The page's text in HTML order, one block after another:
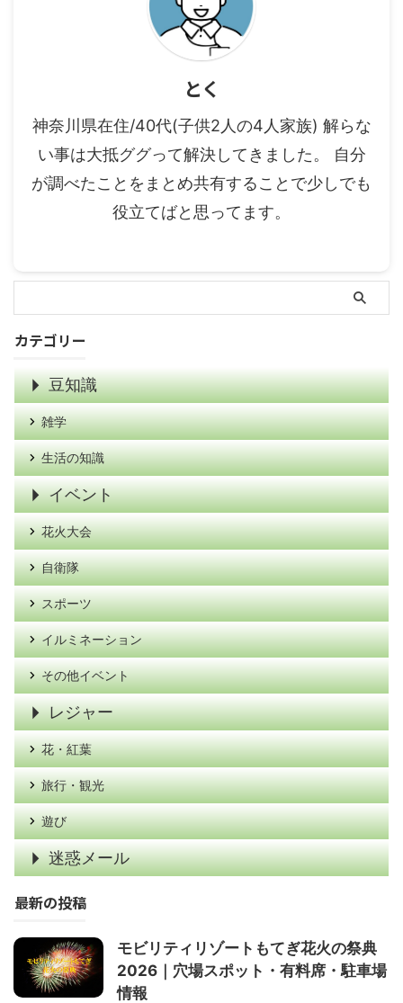
とく
神奈川県在住/40代(子供2人の4人家族) 解らな
い事は大抵ググって解決してきました。 自分
が調べたことをまとめ共有することで少しでも
役立てばと思ってます。
カテゴリー
豆知識
雑学
生活の知識
イベント
花火大会
自衛隊
スポーツ
イルミネーション
その他イベント
レジャー
花・紅葉
旅行・観光
遊び
迷惑メール
最新の投稿
モビリティリゾートもてぎ花火の祭典
2026｜穴場スポット・有料席・駐車場
情報